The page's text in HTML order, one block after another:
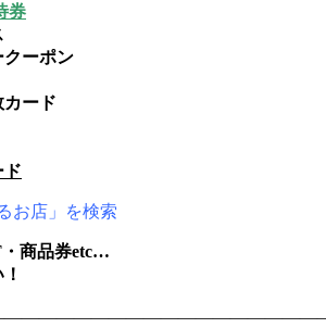
券
クーポン
カード
ド
お店」を検索
・商品券etc…